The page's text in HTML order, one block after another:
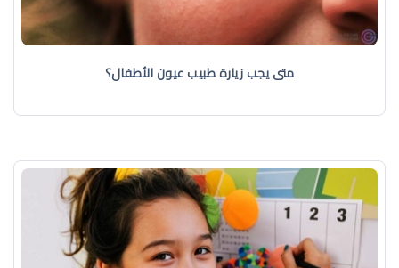
متى يجب زيارة طبيب عيون الأطفال؟